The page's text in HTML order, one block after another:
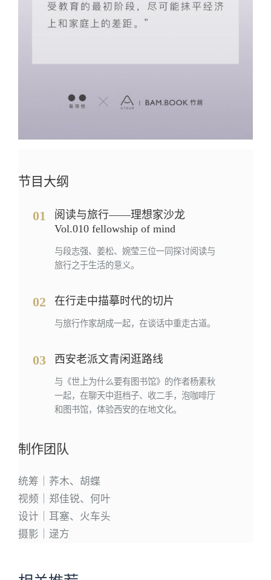
节目大纲
01
阅读与旅行——理想家沙龙
Vol.010 fellowship of mind
与段志强、姜松、婉莹三位一同探讨阅读与
旅行之于生活的意义。
02 在行走中描摹时代的切片
与旅行作家胡成一起，在谈话中重走古道。
03 西安老派文青闲逛路线
与《世上为什么要有图书馆》的作者杨素秋
一起，在聊天中逛档子、收二手，泡咖啡厅
和图书馆，体验西安的在地文化。
制作团队
统筹｜荞木、胡蝶
视频｜郑佳锐、何叶
设计｜耳塞、火车头
摄影｜逯方